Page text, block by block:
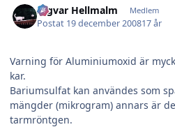
Ingvar Hellmalm Medlem
Postat 19 december 200817 år
Varning för Aluminiumoxid är
kar.
Bariumsulfat kan användes som
mängder (mikrogram) annars är
tarmröntgen.